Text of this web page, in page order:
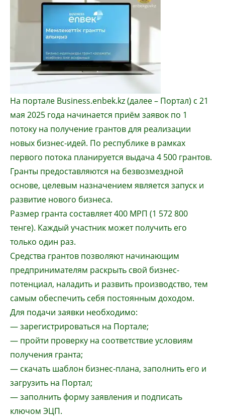
На портале Business.enbek.kz (далее – Портал) с 21
мая 2025 года начинается приём заявок по 1
потоку на получение грантов для реализации
новых бизнес-идей. По республике в рамках
первого потока планируется выдача 4 500 грантов.
Гранты предоставляются на безвозмездной
основе, целевым назначением является запуск и
развитие нового бизнеса.
Размер гранта составляет 400 МРП (1 572 800
тенге). Каждый участник может получить его
только один раз.
Средства грантов позволяют начинающим
предпринимателям раскрыть свой бизнес-
потенциал, наладить и развить производство, тем
самым обеспечить себя постоянным доходом.
Для подачи заявки необходимо:
— зарегистрироваться на Портале;
— пройти проверку на соответствие условиям
получения гранта;
— скачать шаблон бизнес-плана, заполнить его и
загрузить на Портал;
— заполнить форму заявления и подписать
ключом ЭЦП.